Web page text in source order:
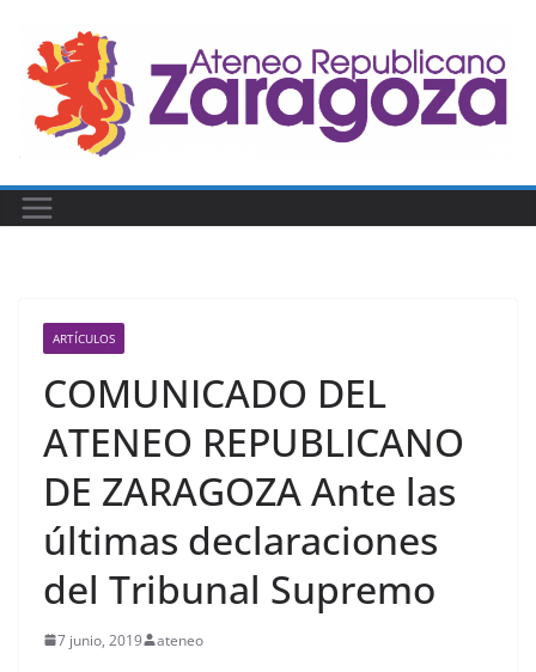
contenido
ARTÍCULOS
COMUNICADO DEL
ATENEO REPUBLICANO
DE ZARAGOZA Ante las
últimas declaraciones
del Tribunal Supremo
7 junio, 2019 ateneo